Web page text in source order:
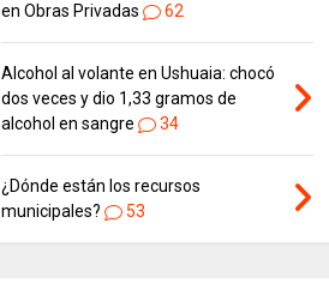
en Obras Privadas
62
Alcohol al volante en Ushuaia: chocó
dos veces y dio 1,33 gramos de
alcohol en sangre
34
¿Dónde están los recursos
municipales?
53